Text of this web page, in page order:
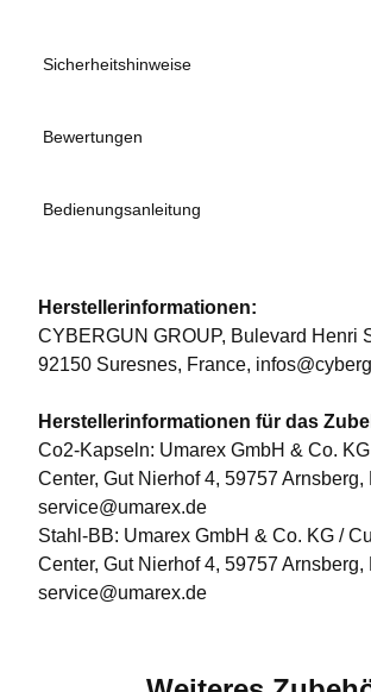
Sicherheitshinweise
Bewertungen
Bedienungsanleitung
Herstellerinformationen:
CYBERGUN GROUP, Bulevard Henri
92150 Suresnes, France,
Herstellerinformationen für das
Co2-Kapseln: Umarex GmbH & Co.
Center, Gut Nierhof 4, 59757 Arnsberg,
service@umarex.de
Stahl-BB: Umarex GmbH & Co. KG /
Center, Gut Nierhof 4, 59757 Arnsberg,
service@umarex.de